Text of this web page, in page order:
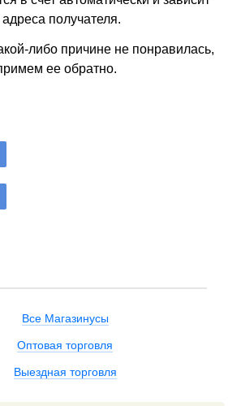
получателя.
либо причине не понравилась,
ее обратно.
Все Магазинусы
Оптовая торговля
Выездная торговля